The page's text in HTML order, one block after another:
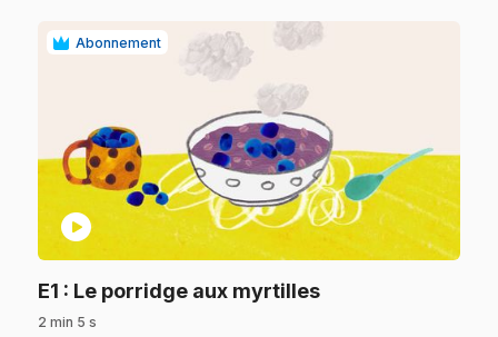
Abonnement
play_circle
E1 : Le porridge aux myrtilles.
2 min 5 s